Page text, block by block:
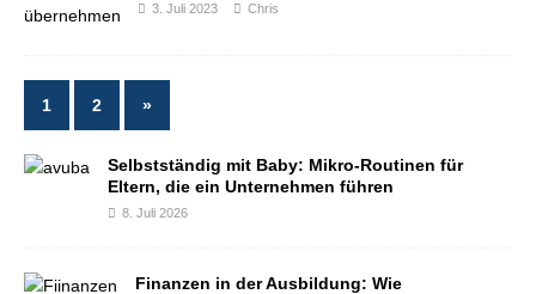
3. Juli 2023 Chris
1 2 »
Selbstständig mit Baby: Mikro-Routinen für
Eltern, die ein Unternehmen führen
8. Juli 2026
Finanzen in der Ausbildung: Wie